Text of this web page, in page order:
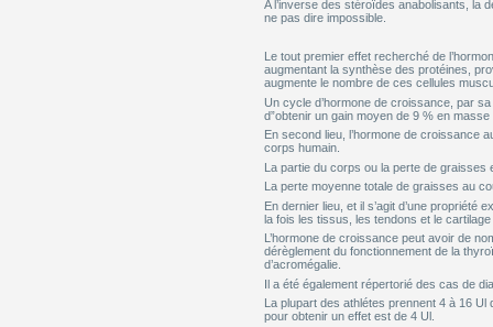
A l’inverse des stéroïdes anabolisants, la
ne pas dire impossible.
Le tout premier effet recherché de
augmentant la synthèse des protéines,
augmente le nombre de ces cellules
Un cycle d’hormone de croissance, par
d”obtenir un gain moyen de 9 % en
En second lieu, l’hormone de croissance
corps humain.
La partie du corps ou la perte de graisses
La perte moyenne totale de graisses au
En dernier lieu, et il s’agit d’une propriété
la fois les tissus, les tendons et le
L’hormone de croissance peut avoir de
dérèglement du fonctionnement de la
d’acromégalie.
Il a été également répertorié des cas de
La plupart des athlétes prennent 4 à 16
pour obtenir un effet est de 4 Ul.